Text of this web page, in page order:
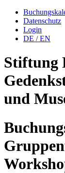
Datenschutz
Login
DE /EN
Stiftung
und